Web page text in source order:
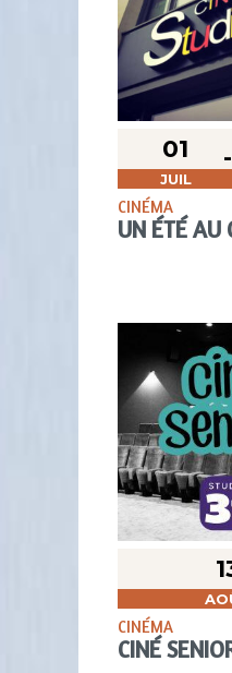
01
JUIL
CINÉMA
UN ÉTÉ AU
CINÉMA
CINÉ